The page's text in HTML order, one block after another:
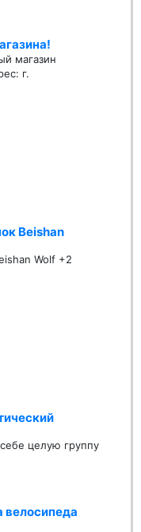
магазин
г.
Beishan
Wolf +2
целую группу
велосипеда